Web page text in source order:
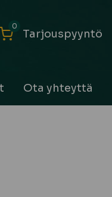
Tarjouspyyntö
0
Ota yhteyttä